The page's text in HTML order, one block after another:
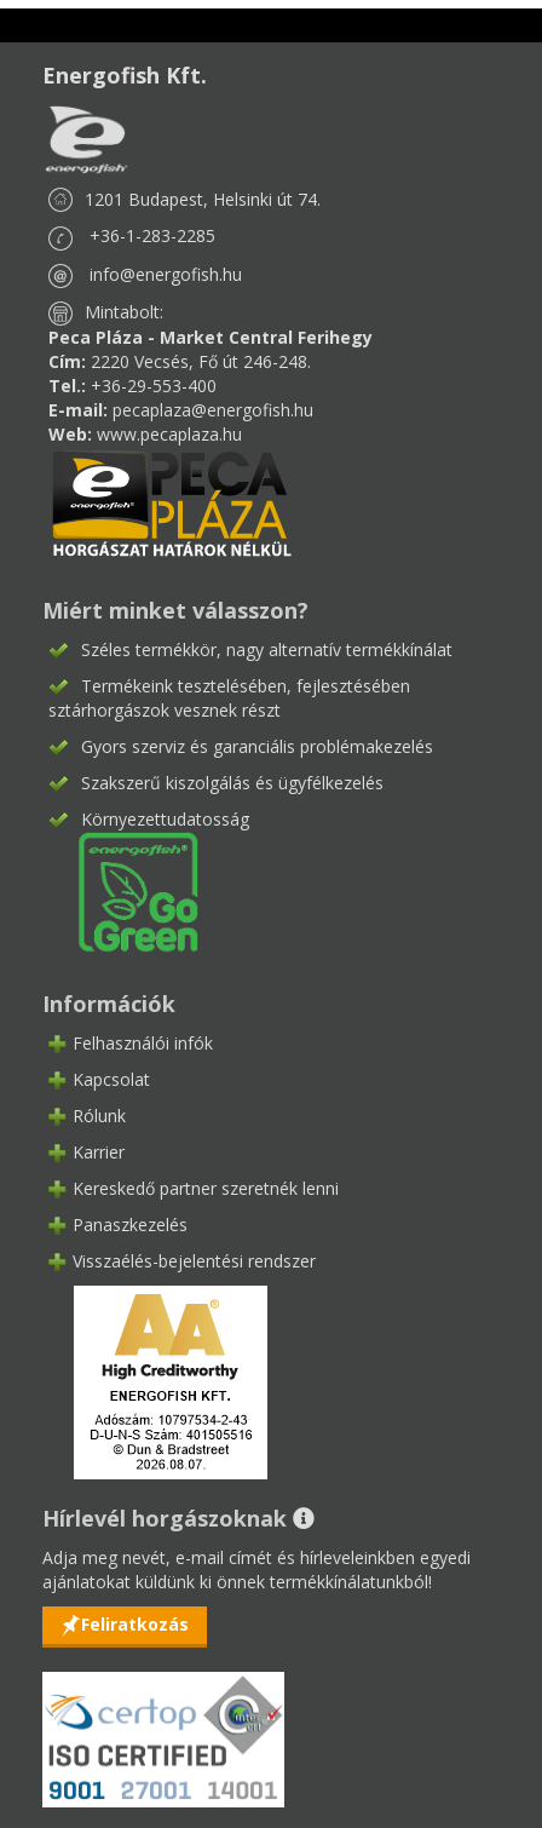
Energofish Kft.
1201 Budapest, Helsinki út 74.
+36-1-283-2285
info@energofish.hu
Mintabolt:
Peca Pláza - Market Central Ferihegy
Cím: 2220 Vecsés, Fő út 246-248.
Tel.: +36-29-553-400
E-mail: pecaplaza@energofish.hu
Web: www.pecaplaza.hu
Miért minket válasszon?
Széles termékkör, nagy alternatív termékkínálat
Termékeink tesztelésében, fejlesztésében
sztárhorgászok vesznek részt
Gyors szerviz és garanciális problémakezelés
Szakszerű kiszolgálás és ügyfélkezelés
Környezettudatosság
Információk
Felhasználói infók
Kapcsolat
Rólunk
Karrier
Kereskedő partner szeretnék lenni
Panaszkezelés
Visszaélés-bejelentési rendszer
Hírlevél horgászoknak
Adja meg nevét, e-mail címét és hírleveleinkben egyedi
ajánlatokat küldünk ki önnek termékkínálatunkból!
Feliratkozás